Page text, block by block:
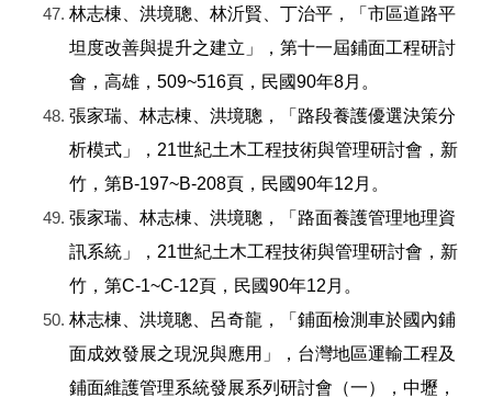
林志棟、洪境聰、林沂賢、丁治平，「市區道路平
坦度改善與提升之建立」，第十一屆鋪面工程研討
會，高雄，509~516頁，民國90年8月。
張家瑞、林志棟、洪境聰，「路段養護優選決策分
析模式」，21世紀土木工程技術與管理研討會，新
竹，第B-197~B-208頁，民國90年12月。
張家瑞、林志棟、洪境聰，「路面養護管理地理資
訊系統」，21世紀土木工程技術與管理研討會，新
竹，第C-1~C-12頁，民國90年12月。
林志棟、洪境聰、呂奇龍，「鋪面檢測車於國內鋪
面成效發展之現況與應用」，台灣地區運輸工程及
鋪面維護管理系統發展系列研討會（一），中壢，